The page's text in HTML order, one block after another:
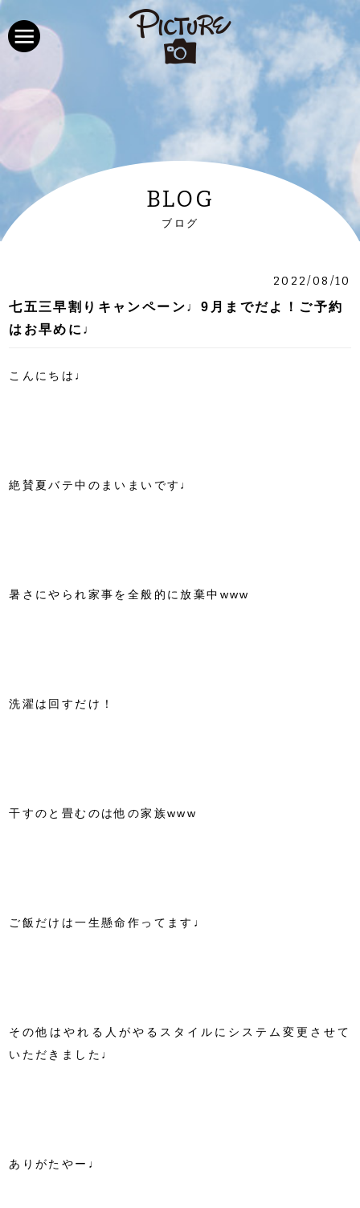
BLOG
ブログ
2022/08/10
七五三早割りキャンペーン♩9月までだよ！ご予約
はお早めに♩
こんにちは♩
絶賛夏バテ中のまいまいです♩
暑さにやられ家事を全般的に放棄中www
洗濯は回すだけ！
干すのと畳むのは他の家族www
ご飯だけは一生懸命作ってます♩
その他はやれる人がやるスタイルにシステム変更させて
いただきました♩
ありがたやー♩